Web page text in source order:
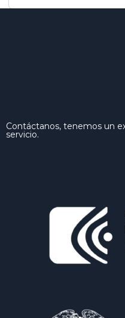
Contáctanos, tenemos un
servicio.